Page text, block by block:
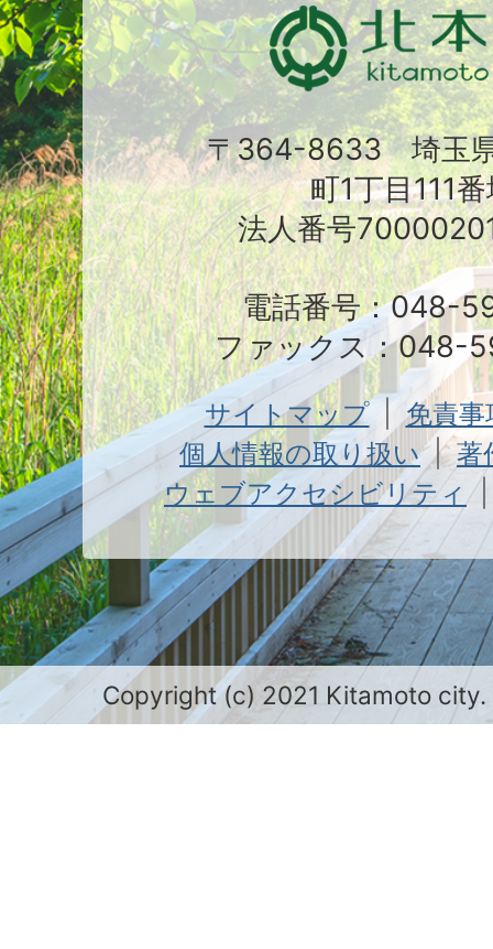
〒364-8633 埼玉
町1丁目111
法人番号
電話番号：048-
ファックス：048-
サイトマップ
免責
個人情報の取り扱い
著
ウェブアクセシビリティ
Copyright (c) 2021 Kitamoto city.